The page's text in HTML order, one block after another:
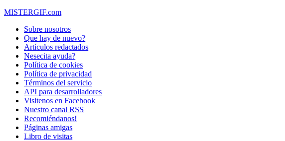
MISTERGIF.com
Sobre nosotros
Que hay de nuevo?
Artículos redactados
Nesecita ayuda?
Política de cookies
Política de privacidad
Términos del servicio
API para desarrolladores
Visitenos en Facebook
Nuestro canal RSS
Recomiéndanos!
Páginas amigas
Libro de visitas